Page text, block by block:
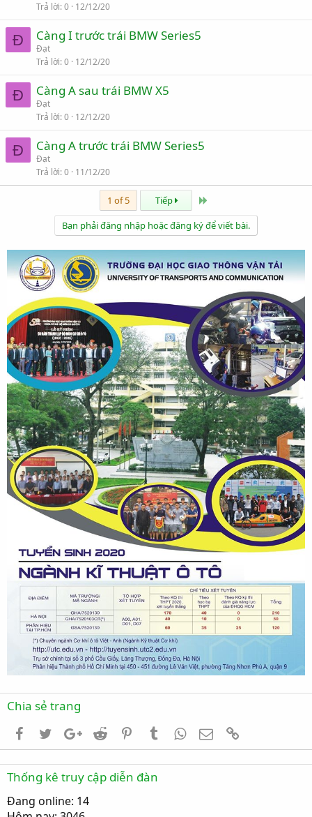
Trả lời 0 12/12/20
Đ Càng I trước trái BMW Series5
Đạt
Trả lời 0 12/12/20
Đ Càng A sau trái BMW X5
Đạt
Trả lời 0 12/12/20
Đ Càng A trước trái BMW Series5
Đạt
Trả lời 0 11/12/20
1 of 5 Tiếp
Bạn phải đăng nhập hoặc đăng ký để viết bài.
Chia sẻ trang
FacebookTwitterGoogle+
Reddit PinterestTumblrWhatsApp
Email
Thống kê truy cập diễn đàn
Đang online: 14